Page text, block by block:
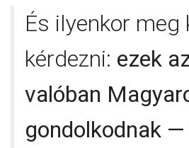
És ilyenkor meg
kérdezni: ezek
valóban
gondolkodnak